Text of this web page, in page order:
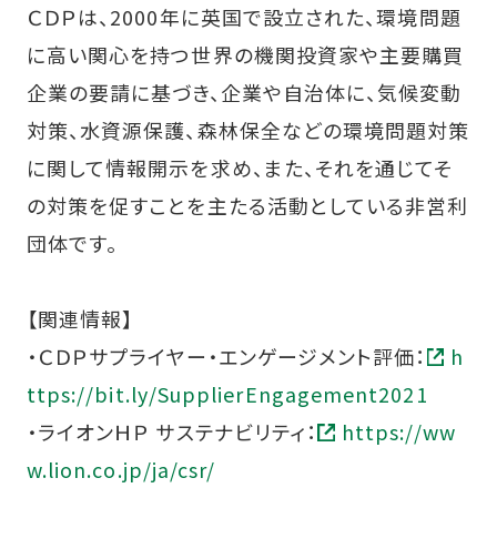
ＣＤＰは、2000年に英国で設立された、環境問題
に高い関心を持つ世界の機関投資家や主要購買
企業の要請に基づき、企業や自治体に、気候変動
対策、水資源保護、森林保全などの環境問題対策
に関して情報開示を求め、また、それを通じてそ
の対策を促すことを主たる活動としている非営利
団体です。
【関連情報】
・ＣＤＰサプライヤー・エンゲージメント評価：
h
ttps://bit.ly/SupplierEngagement2021
・ライオンＨＰ サステナビリティ：
https://ww
w.lion.co.jp/ja/csr/